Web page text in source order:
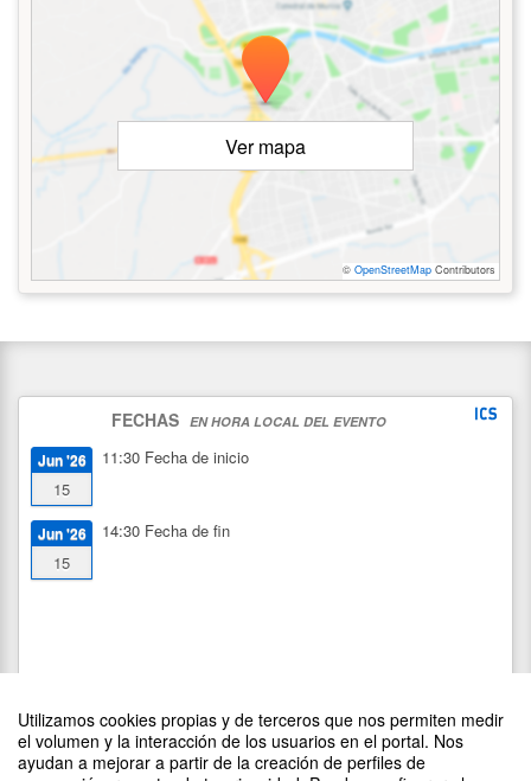
Utilizamos cookies propias y de terceros que nos permiten medir
el volumen y la interacción de los usuarios en el portal. Nos
ayudan a mejorar a partir de la creación de perfiles de
Ver mapa
© OpenStreetMap Contributors
FECHAS EN HORA LOCAL DEL EVENTO
Jun '26
15
11:30 Fecha de inicio
Jun '26
15
14:30 Fecha de fin